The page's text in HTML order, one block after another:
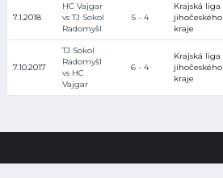
7.1.2018
HC Vajgar
vs TJ Sokol
Radomyšl
5 - 4
Krajská liga
jihočeského
kraje
7.10.2017
TJ Sokol
Radomyšl
vs HC
Vajgar
6 - 4
Krajská liga
jihočeského
kraje